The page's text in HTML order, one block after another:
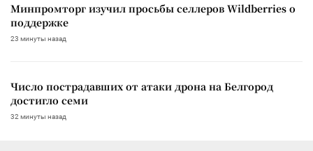
Минпромторг изучил просьбы селлеров Wildberries о
поддержке
23 минуты назад
Число пострадавших от атаки дрона на Белгород
достигло семи
32 минуты назад